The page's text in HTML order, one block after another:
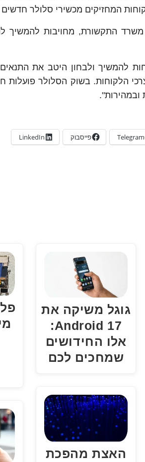
המחזיקים מכשירי סלולר חדשים
להמשיך ולבחון היטב את
הלקוחות. בשוק הסלולר פועלות
Telegram פייסבוק LinkedIn
גוגל משיקה את
Android 17:
אלו החידושים
שמחכים לכם
האצת מהפכת